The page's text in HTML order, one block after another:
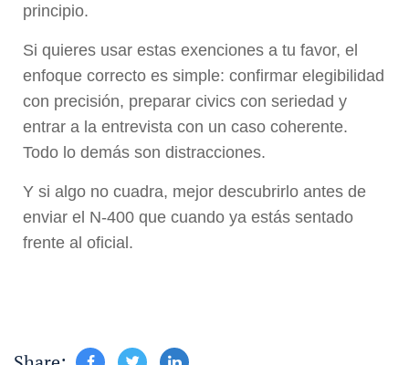
principio.
Si quieres usar estas exenciones a tu favor, el
enfoque correcto es simple: confirmar elegibilidad
con precisión, preparar civics con seriedad y
entrar a la entrevista con un caso coherente.
Todo lo demás son distracciones.
Y si algo no cuadra, mejor descubrirlo antes de
enviar el N-400 que cuando ya estás sentado
frente al oficial.